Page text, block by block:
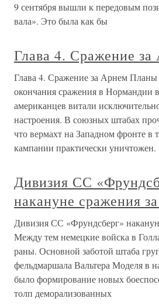
9 сентября вышли к передовым
вала». Это была как бы
Глава 4. Сражение
Глава 4. Сражение за Арнем
окончания сражения в Нормандии
американцев витали
настроения. В союзных штабах
что вермахт на Западном фронте в
кампании практически уничтожен.
Дивизия СС
накануне сражения
Дивизия СС «Фрундсберг»
Между тем немецкие войска в
раны. Основной заботой штаба
фельдмаршала Вальтера Моделя в
было формирование новых
толп деморализованных